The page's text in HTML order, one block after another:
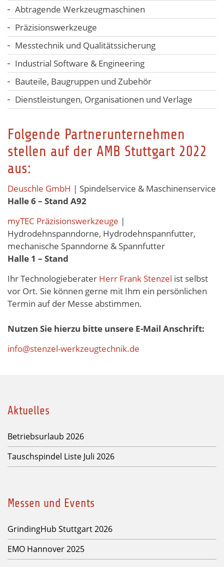
Abtragende Werkzeugmaschinen
Präzisionswerkzeuge
Messtechnik und Qualitätssicherung
Industrial Software & Engineering
Bauteile, Baugruppen und Zubehör
Dienstleistungen, Organisationen und Verlage
Folgende Partnerunternehmen
stellen auf der AMB Stuttgart 2022
aus:
Deuschle GmbH | Spindelservice & Maschinenservice
Halle 6 – Stand A92
myTEC Präzisionswerkzeuge |
Hydrodehnspanndorne, Hydrodehnspannfutter,
mechanische Spanndorne & Spannfutter
Halle 1 – Stand
Ihr Technologieberater Herr Frank Stenzel ist selbst
vor Ort. Sie können gerne mit Ihm ein persönlichen
Termin auf der Messe abstimmen.
Nutzen Sie hierzu bitte unsere E-Mail Anschrift:
info@stenzel-werkzeugtechnik.de
Aktuelles
Betriebsurlaub 2026
Tauschspindel Liste Juli 2026
Messen und Events
GrindingHub Stuttgart 2026
EMO Hannover 2025